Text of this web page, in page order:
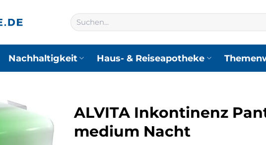
Suchen
nach:
Nachhaltigkeit Haus- & Reiseapotheke
ALVITA Inkontinenz
medium Nacht